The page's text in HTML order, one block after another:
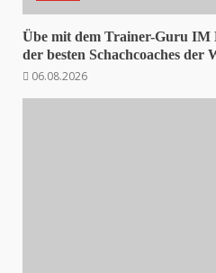
Übe mit dem Trainer-Guru IM
der besten Schachcoaches der
06.08.2026